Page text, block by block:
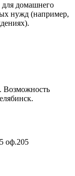
домашнего
нужд (например,
Возможность
оф.205